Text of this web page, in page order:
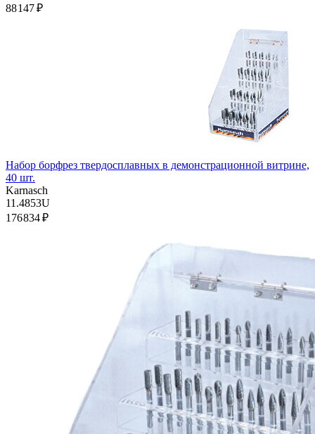
88 147 ₽
Набор борфрез твердосплавных в демонстрационной витрине,
40 шт.
Karnasch
11.4853U
176 834 ₽